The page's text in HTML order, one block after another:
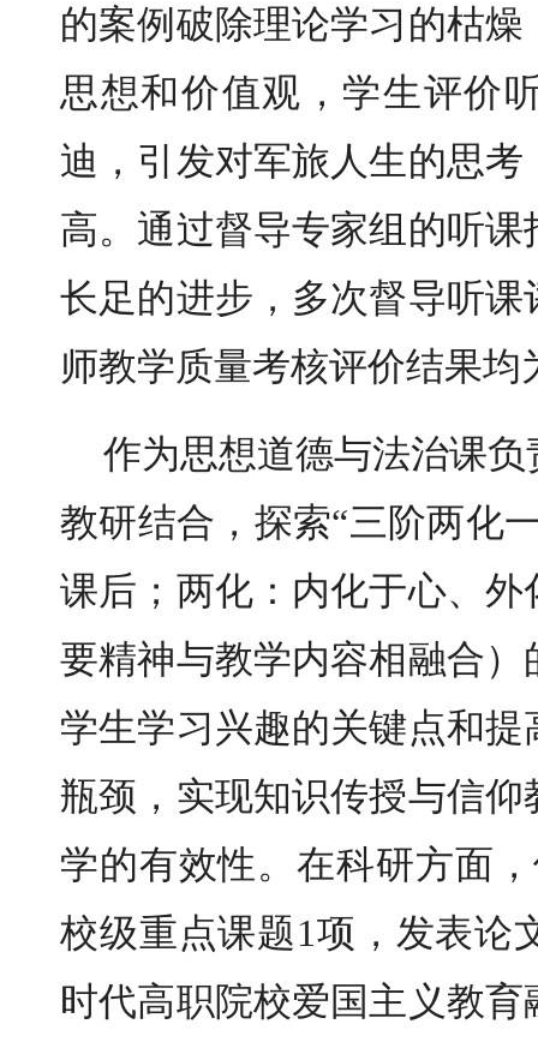
的案例破除理论学习的枯
思想和价值观，学生评价
迪，引发对军旅人生的思
高。通过督导专家组的听
长足的进步，多次督导听
师教学质量考核评价结果
作为思想道德与法治课
教研结合，探索“三阶两化
课后；两化：内化于心、
要精神与教学内容相融合
学生学习兴趣的关键点和
瓶颈，实现知识传授与信
学的有效性。在科研方面
校级重点课题1项，发表论
时代高职院校爱国主义教